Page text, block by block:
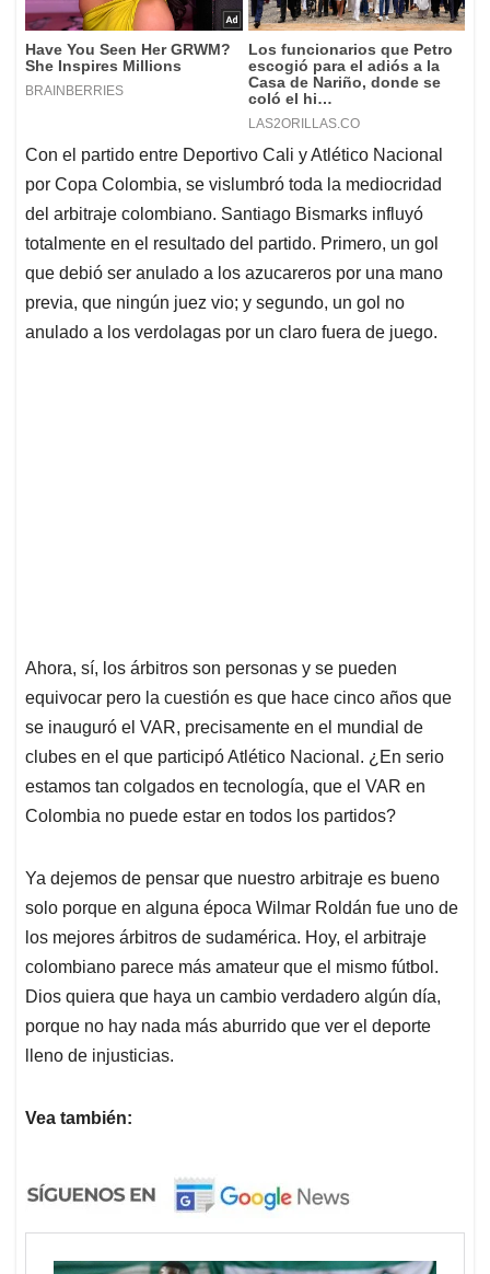
Con el partido entre Deportivo Cali y Atlético Nacional
por Copa Colombia, se vislumbró toda la mediocridad
del arbitraje colombiano. Santiago Bismarks influyó
totalmente en el resultado del partido. Primero, un gol
que debió ser anulado a los azucareros por una mano
previa, que ningún juez vio; y segundo, un gol no
anulado a los verdolagas por un claro fuera de juego.
Ahora, sí, los árbitros son personas y se pueden
equivocar pero la cuestión es que hace cinco años que
se inauguró el VAR, precisamente en el mundial de
clubes en el que participó Atlético Nacional. ¿En serio
estamos tan colgados en tecnología, que el VAR en
Colombia no puede estar en todos los partidos?
Ya dejemos de pensar que nuestro arbitraje es bueno
solo porque en alguna época Wilmar Roldán fue uno de
los mejores árbitros de sudamérica. Hoy, el arbitraje
colombiano parece más amateur que el mismo fútbol.
Dios quiera que haya un cambio verdadero algún día,
porque no hay nada más aburrido que ver el deporte
lleno de injusticias.
Vea también: